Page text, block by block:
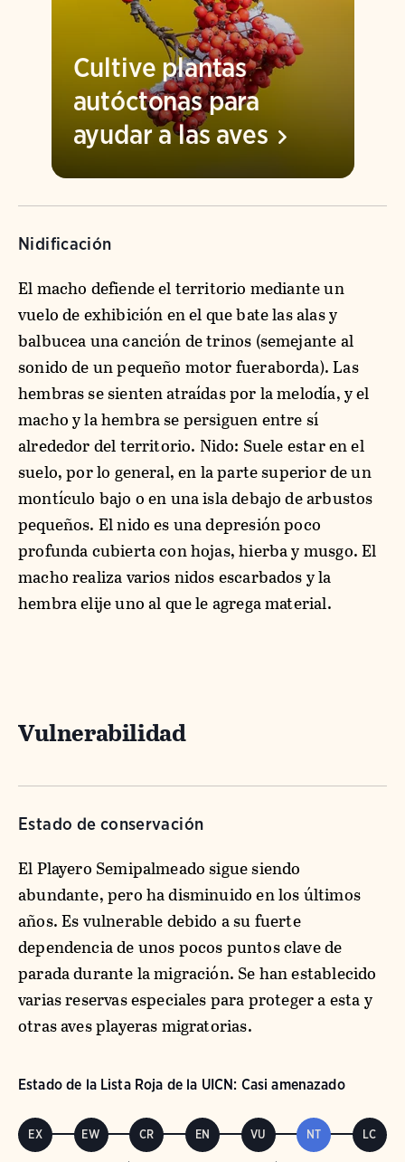
Cultive plantas
autóctonas para
ayudar a las aves
Nidificación
El macho defiende el territorio mediante un
vuelo de exhibición en el que bate las alas y
balbucea una canción de trinos (semejante al
sonido de un pequeño motor fueraborda). Las
hembras se sienten atraídas por la melodía, y el
macho y la hembra se persiguen entre sí
alrededor del territorio. Nido: Suele estar en el
suelo, por lo general, en la parte superior de un
montículo bajo o en una isla debajo de arbustos
pequeños. El nido es una depresión poco
profunda cubierta con hojas, hierba y musgo. El
macho realiza varios nidos escarbados y la
hembra elije uno al que le agrega material.
Vulnerabilidad
Estado de conservación
El Playero Semipalmeado sigue siendo
abundante, pero ha disminuido en los últimos
años. Es vulnerable debido a su fuerte
dependencia de unos pocos puntos clave de
parada durante la migración. Se han establecido
varias reservas especiales para proteger a esta y
otras aves playeras migratorias.
Estado de la Lista Roja de la UICN: Casi amenazado
EX EW CR EN VU NT LC